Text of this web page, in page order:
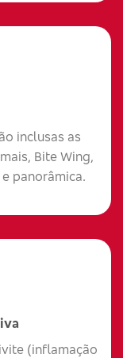
inclusas as
Bite Wing,
panorâmica.
(inflamação